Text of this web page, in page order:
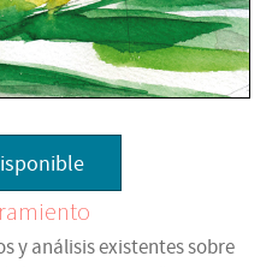
y análisis existentes sobre